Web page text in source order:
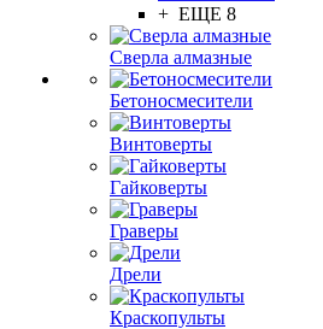
+ ЕЩЕ 8
Сверла алмазные
Бетоносмесители
Винтоверты
Гайковерты
Граверы
Дрели
Краскопульты